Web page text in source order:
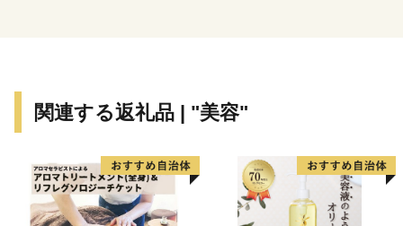
育んでいます。
の建物として国内最古、五重塔は全国の国宝塔のうち5
番目に古いものです。
関連する返礼品 | "美容"